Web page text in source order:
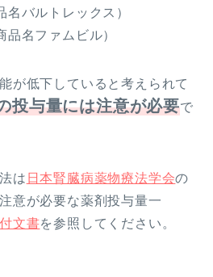
バルトレックス）
名ファムビル）
が低下していると考えられて
投与量には注意が必要で
は 日本腎臓病薬物療法学会の
意が必要な薬剤投与量一
文書を参照してください。